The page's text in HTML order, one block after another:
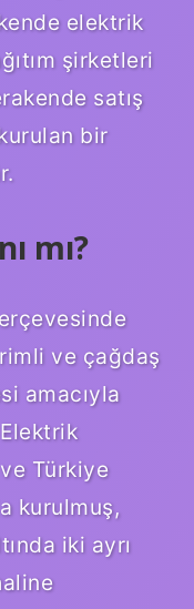
elektrik
şirketleri
satış
bir
mı?
ve çağdaş
amacıyla
Türkiye
kurulmuş,
iki ayrı